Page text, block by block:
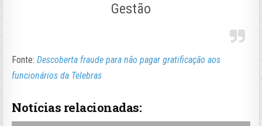
Gestão
Fonte:Descoberta fraude para não pagar gratificação aos
funcionários da Telebras
Notícias relacionadas: